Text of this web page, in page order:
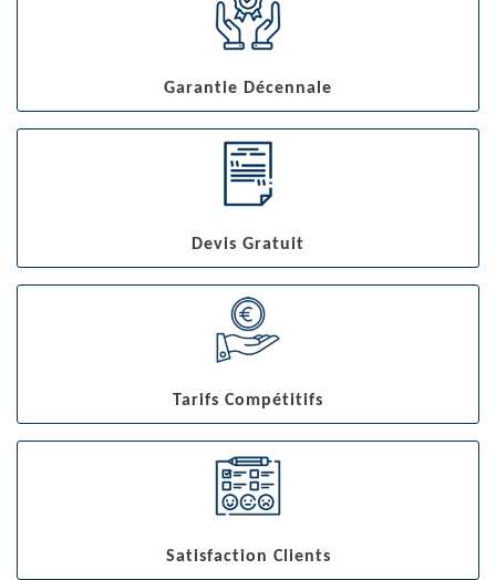
Garantie Décennale
Devis Gratuit
Tarifs Compétitifs
Satisfaction Clients